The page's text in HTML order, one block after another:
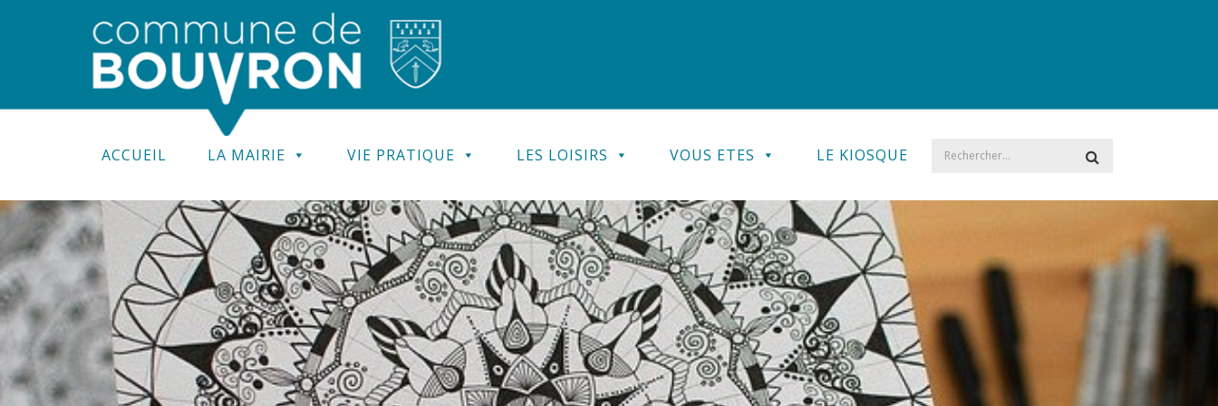
ACCUEIL LA MAIRIE VIE PRATIQUE LES LOISIRS VOUS ETES LE KIOSQUE